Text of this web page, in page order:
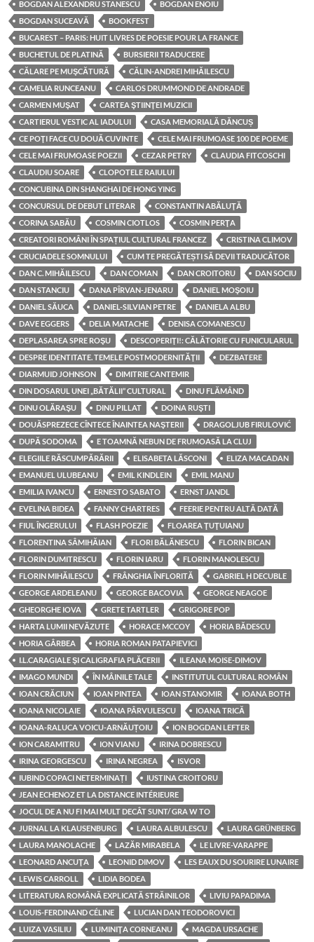
BOGDAN ALEXANDRU STANESCU
BOGDAN ENOIU
BOGDAN SUCEAVĂ
BOOKFEST
BUCAREST – PARIS: HUIT LIVRES DE POESIE POUR LA FRANCE
BUCHETUL DE PLATINĂ
BURSIERII TRADUCERE
CĂLARE PE MUŞCĂTURĂ
CĂLIN-ANDREI MIHĂILESCU
CAMELIA RUNCEANU
CARLOS DRUMMOND DE ANDRADE
CARMEN MUŞAT
CARTEA ŞTIINŢEI MUZICII
CARTIERUL VESTIC AL IADULUI
CASA MEMORIALĂ DĂNCUȘ
CE POŢI FACE CU DOUĂ CUVINTE
CELE MAI FRUMOASE 100 DE POEME
CELE MAI FRUMOASE POEZII
CEZAR PETRY
CLAUDIA FITCOSCHI
CLAUDIU SOARE
CLOPOTELE RAIULUI
CONCUBINA DIN SHANGHAI DE HONG YING
CONCURSUL DE DEBUT LITERAR
CONSTANTIN ABĂLUŢĂ
CORINA SABĂU
COSMIN CIOTLOS
COSMIN PERŢA
CREATORI ROMÂNI ÎN SPAȚIUL CULTURAL FRANCEZ
CRISTINA CLIMOV
CRUCIADELE SOMNULUI
CUM TE PREGĂTEȘTI SĂ DEVII TRADUCĂTOR
DAN C. MIHĂILESCU
DAN COMAN DAN CROITORU
DAN SOCIU
DAN STANCIU
DANA PÎRVAN-JENARU
DANIEL MOŞOIU
DANIEL SĂUCA
DANIEL-SILVIAN PETRE
DANIELA ALBU
DAVE EGGERS
DELIA MATACHE
DENISA COMANESCU
DEPLASAREA SPRE ROŞU
DESCOPERIŢI!: CĂLĂTORIE CU FUNICULARUL
DESPRE IDENTITATE. TEMELE POSTMODERNITĂŢII
DEZBATERE
DIARMUID JOHNSON
DIMITRIE CANTEMIR
DIN DOSARUL UNEI „BĂTĂLII” CULTURAL
DINU FLĂMÂND
DINU OLĂRAŞU
DINU PILLAT
DOINA RUŞTI
DOUĂSPREZECE CÎNTECE ÎNAINTEA NAŞTERII
DRAGOLJUB FIRULOVIĆ
DUPĂ SODOMA
E TOAMNĂ NEBUN DE FRUMOASĂ LA CLUJ
ELEGIILE RĂSCUMPĂRĂRII
ELISABETA LĂSCONI
ELIZA MACADAN
EMANUEL ULUBEANU
EMIL KINDLEIN
EMIL MANU
EMILIA IVANCU
ERNESTO SABATO
ERNST JANDL
EVELINA BIDEA
FANNY CHARTRES
FEERIE PENTRU ALTĂ DATĂ
FIUL ÎNGERULUI
FLASH POEZIE
FLOAREA ŢUŢUIANU
FLORENTINA SÂMIHĂIAN
FLORI BĂLĂNESCU
FLORIN BICAN
FLORIN DUMITRESCU
FLORIN IARU
FLORIN MANOLESCU
FLORIN MIHĂILESCU
FRÂNGHIA ÎNFLORITĂ
GABRIEL H DECUBLE
GEORGE ARDELEANU
GEORGE BACOVIA
GEORGE NEAGOE
GHEORGHE IOVA
GRETE TARTLER
GRIGORE POP
HARTA LUMII NEVĂZUTE
HORACE MCCOY
HORIA BĂDESCU
HORIA GÂRBEA
HORIA ROMAN PATAPIEVICI
I.L.CARAGIALE ŞI CALIGRAFIA PLĂCERII
ILEANA MOISE-DIMOV
IMAGO MUNDI
ÎN MÂINILE TALE
INSTITUTUL CULTURAL ROMÂN
IOAN CRĂCIUN
IOAN PINTEA IOAN STANOMIR
IOANA BOTH
IOANA NICOLAIE
IOANA PÂRVULESCU
IOANA TRICĂ
IOANA-RALUCA VOICU-ARNĂUȚOIU
ION BOGDAN LEFTER
ION CARAMITRU
ION VIANU
IRINA DOBRESCU
IRINA GEORGESCU
IRINA NEGREA
ISVOR
IUBIND COPACI NETERMINAȚI
IUSTINA CROITORU
JEAN ECHENOZ ET LA DISTANCE INTÉRIEURE
JOCUL DE A NU FI MAI MULT DECÂT SUNT/ GRA W TO
JURNAL LA KLAUSENBURG
LAURA ALBULESCU
LAURA GRÜNBERG
LAURA MANOLACHE
LAZĂR MIRABELA
LE LIVRE-VARAPPE
LEONARD ANCUŢA
LEONID DIMOV
LES EAUX DU SOURIRE LUNAIRE
LEWIS CARROLL
LIDIA BODEA
LITERATURA ROMÂNĂ EXPLICATĂ STRĂINILOR
LIVIU PAPADIMA
LOUIS-FERDINAND CÉLINE
LUCIAN DAN TEODOROVICI
LUIZA VASILIU
LUMINIŢA CORNEANU
MAGDA URSACHE